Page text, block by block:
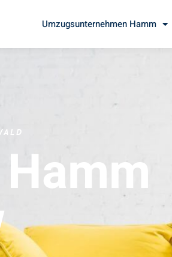
Umzugsunternehmen Hamm